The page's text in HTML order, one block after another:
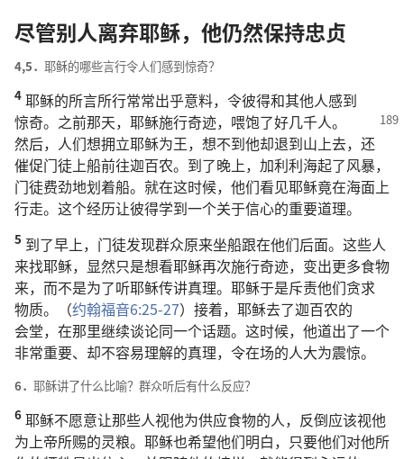
尽管别人离弃耶稣， 他仍然保持忠贞
4,5． 耶稣的哪些言行令人们感到惊奇？
4 耶稣的所言所行常常出乎意料， 令彼得和其他人感到
惊奇。 之前那天， 耶稣施行奇迹， 喂饱了好几千人。
然后， 人们想拥立耶稣为王， 想不到他却退到山 上去， 还
催促门徒 上船前往迦百农。 到了晚上， 加利利海起了风暴，
门徒费劲地划着船。 就在这时候， 他们看见耶稣竟在海面 上
行走。 这个经历让彼得学到一个关于信心的重要道理。
5 到了早上， 门徒发现群众原来坐船跟在他们后面。 这些人
来找耶稣， 显然只是想看耶稣再次施行奇迹， 变出更多食物
来， 而不是为了听耶稣传讲真理。 耶稣于是斥责他们贪求
物质。（约翰福音6:25-27） 接着， 耶稣去了迦百农的
会堂， 在那里继续谈论同一个话题。 这时候， 他道出了一个
非常重要、 却不容易理解的真理， 令在场的人大为震惊。
6． 耶稣讲了什么比喻？ 群众听后有什么反应？
6 耶稣不愿意让那些人视他为供应食物的人， 反倒应该视他
为 上帝所赐的灵粮。 耶稣也希望他们明白， 只要他们对他所